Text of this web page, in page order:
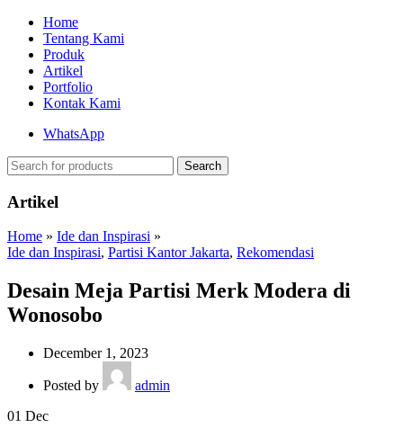
Home
Tentang Kami
Produk
Artikel
Portfolio
Kontak Kami
WhatsApp
Search
Artikel
Home » Ide dan Inspirasi »
Ide dan Inspirasi, Partisi Kantor Jakarta, Rekomendasi
Desain Meja Partisi Merk Modera di
Wonosobo
December 1, 2023
Posted by
admin
01 Dec